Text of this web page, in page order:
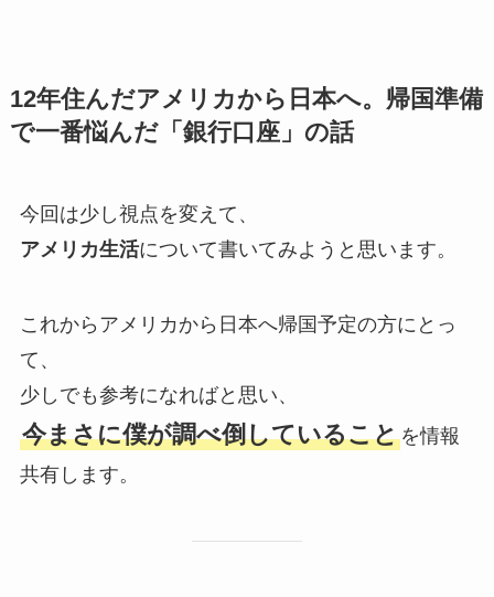
12年住んだアメリカから日本へ。帰国準備
で一番悩んだ「銀行口座」の話
今回は少し視点を変えて、
アメリカ生活について書いてみようと思います。
これからアメリカから日本へ帰国予定の方にとっ
て、
少しでも参考になればと思い、
今まさに僕が調べ倒していることを情報
共有します。